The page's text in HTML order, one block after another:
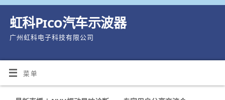
虹科Pico汽车示波器
广州虹科电子科技有限公司
菜单